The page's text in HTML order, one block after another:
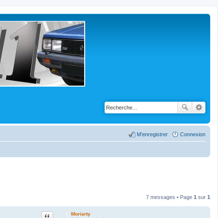
Connexion
M’enregistrer
7 messages • Page 1 sur 1
Moriarty
Citation